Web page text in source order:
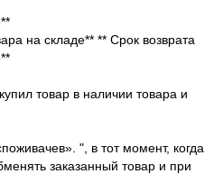
на складе** ** Срок возврата
товар в наличии товара и
", в тот момент, когда
заказанный товар и при